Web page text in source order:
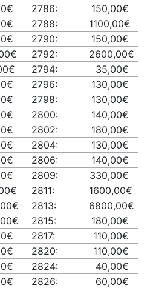
2786:
150,00€
2788:
1100,00€
2790:
150,00€
2792:
2600,00€
2794:
35,00€
2796:
130,00€
2798:
130,00€
2800:
140,00€
2802:
180,00€
2804:
130,00€
2806:
140,00€
2809:
330,00€
2811:
1600,00€
2813:
6800,00€
2815:
180,00€
2817:
110,00€
2820:
110,00€
2824:
40,00€
2826:
60,00€